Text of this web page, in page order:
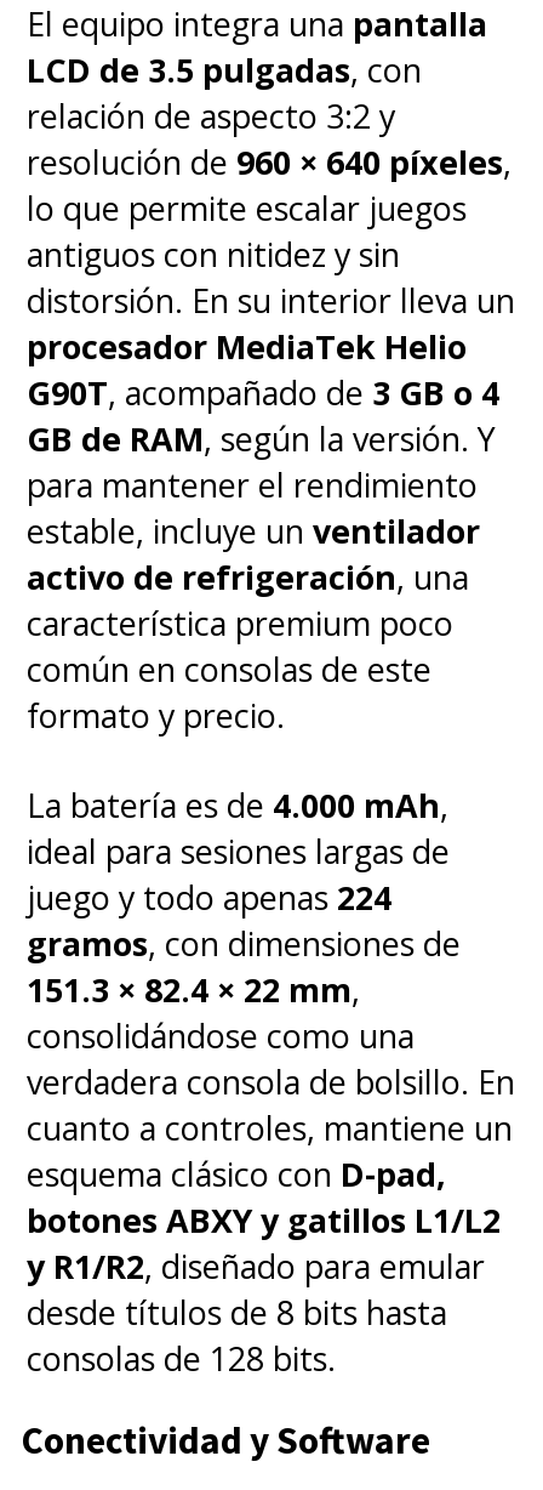
El equipo integra una pantalla
LCD de 3.5 pulgadas, con
relación de aspecto 3:2 y
resolución de 960 × 640 píxeles,
lo que permite escalar juegos
antiguos con nitidez y sin
distorsión. En su interior lleva un
procesador MediaTek Helio
G90T, acompañado de 3 GB o 4
GB de RAM, según la versión. Y
para mantener el rendimiento
estable, incluye unventilador
activo de refrigeración, una
característica premium poco
común en consolas de este
formato y precio.
La batería es de 4.000 mAh,
ideal para sesiones largas de
juego y todo apenas 224
gramos, con dimensiones de
151.3 × 82.4 × 22 mm,
consolidándose como una
verdadera consola de bolsillo. En
cuanto a controles, mantiene un
esquema clásico con D-pad,
botones ABXY y gatillos L1/L2
y R1/R2, diseñado para emular
desde títulos de 8 bits hasta
consolas de 128 bits.
Conectividad y Software